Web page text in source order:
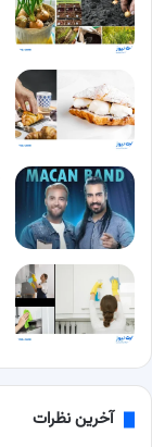
آخرین نظرات